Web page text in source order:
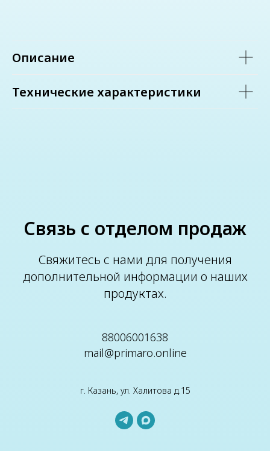
Описание
Технические характеристики
Связь с отделом продаж
Свяжитесь с нами для получения
дополнительной информации о наших
продуктах.
88006001638
mail@primaro.online
г. Казань, ул. Халитова д.15